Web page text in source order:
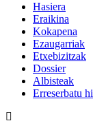
Hasiera
Eraikina
Kokapena
Ezaugarriak
Etxebizitzak
Dossier
Albisteak
Erreserbatu